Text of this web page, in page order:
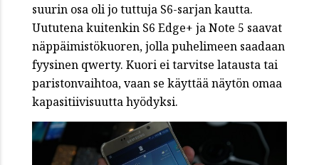
suurin osa oli jo tuttuja S6-sarjan kautta.
Uututena kuitenkin S6 Edge+ ja Note 5 saavat
näppäimistökuoren, jolla puhelimeen saadaan
fyysinen qwerty. Kuori ei tarvitse latausta tai
paristonvaihtoa, vaan se käyttää näytön omaa
kapasitiivisuutta hyödyksi.